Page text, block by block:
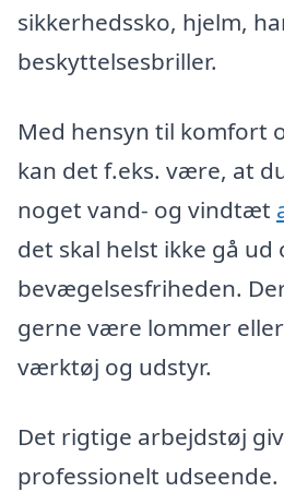
sikkerhedssko, hjelm,
beskyttelsesbriller.
Med hensyn til komfort
kan det f.eks. være, at
noget vand- og vindtæt
det skal helst ikke gå ud
bevægelsesfriheden.
gerne være lommer
værktøj og udstyr.
Det rigtige arbejdstøj
professionelt